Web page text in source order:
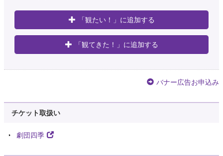
「観たい！」に追加する
「観てきた！」に追加する
バナー広告お申込み
チケット取扱い
劇団四季